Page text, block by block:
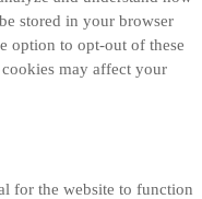
stored in your browser
option to opt-out of these
may affect your
for the website to function